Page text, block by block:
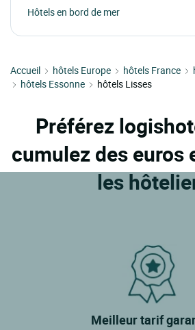
Hôtels en bord de mer
Accueil hôtels Europe hôtels France
hôtels Essonne
hôtels Lisses
Préférez
cumulez des euros
les
Meilleur tarif